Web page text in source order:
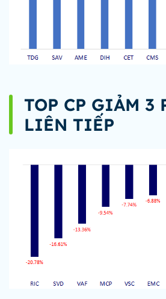
TOP CP GIẢM 3 PHIÊN
LIÊN TIẾP